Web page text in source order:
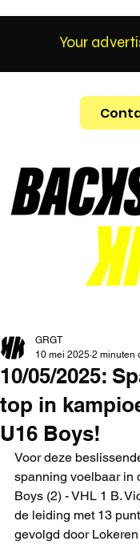
Your
10/05/2025:
top in
U16 Boys!
GRGT
10 mei 2025 2 minuten
Voor deze
spanning voelbaar in
Boys (2) - VHL 1 B.
de leiding met 13
gevolgd door